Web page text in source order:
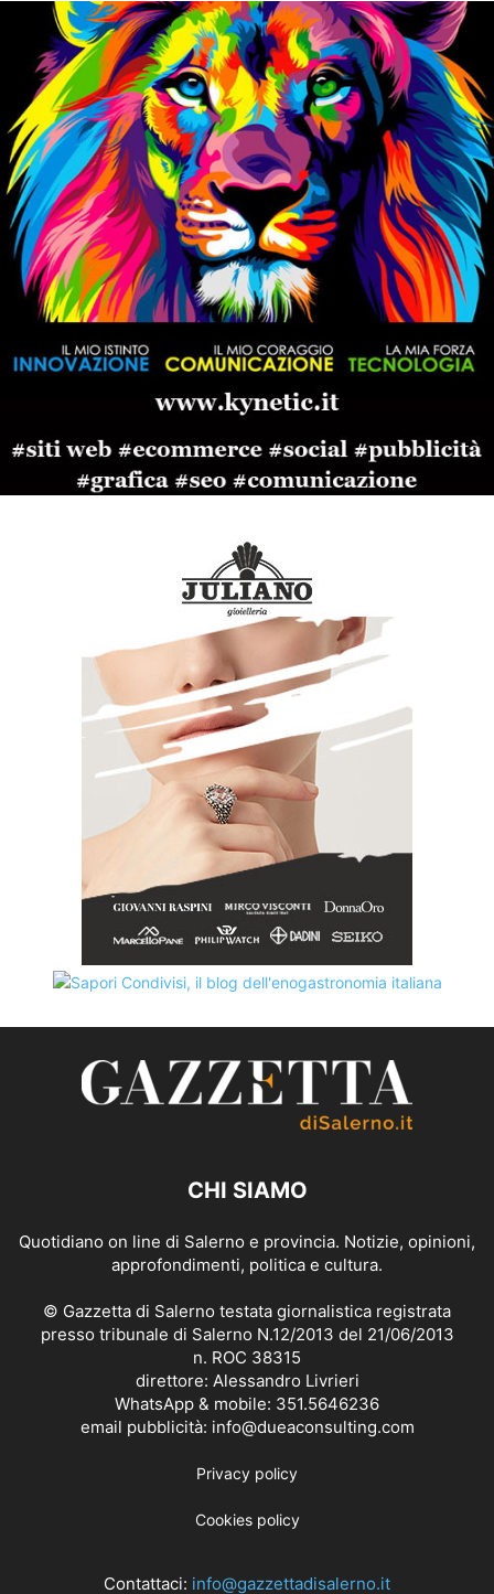
CHI SIAMO
Quotidiano on line di Salerno e provincia. Notizie, opinioni,
approfondimenti, politica e cultura.
© Gazzetta di Salerno testata giornalistica registrata
presso tribunale di Salerno N.12/2013 del 21/06/2013
n. ROC 38315
direttore: Alessandro Livrieri
WhatsApp & mobile: 351.5646236
email pubblicità: info@dueaconsulting.com
Privacy policy
Cookies policy
Contattaci: info@gazzettadisalerno.it